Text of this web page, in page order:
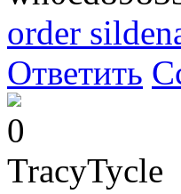
order
Ответить
0
TracyTycle